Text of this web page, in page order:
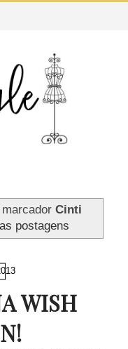
marcadorCinti
postagens
WISH